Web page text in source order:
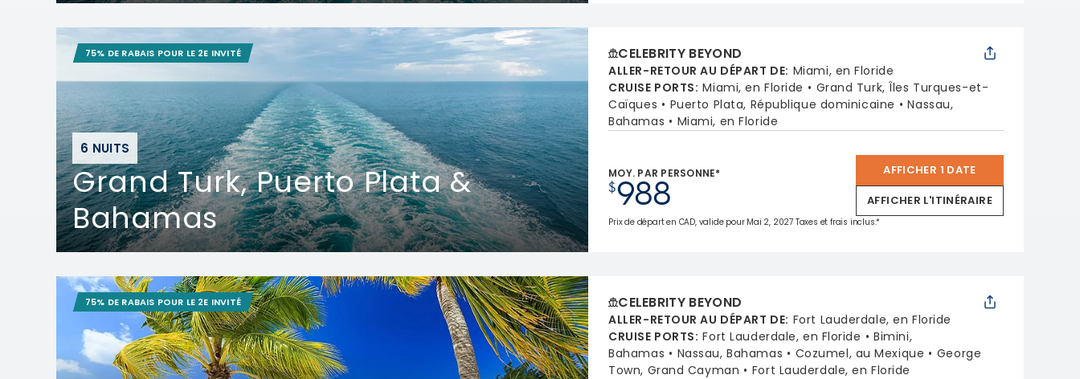
6 NUITS
Grand Turk, Puerto Plata &
Bahamas
75% DE RABAIS POUR LE 2E INVITÉ CELEBRITY BEYOND
ALLER-RETOUR AU DÉPART DE: Miami, en Floride
CRUISE PORTS: Miami, en Floride
Grand Turk, Îles Turques-et-
Caïques
Puerto Plata, République dominicaine
Nassau,
Bahamas
Miami, en Floride
MOY. PAR PERSONNE*
$988
AFFICHER 1 DATE
AFFICHER L'ITINÉRAIRE
Prix de départ en CAD, valide pour Mai 2, 2027 Taxes et frais inclus.*
75% DE RABAIS POUR LE 2E INVITÉ CELEBRITY BEYOND
ALLER-RETOUR AU DÉPART DE: Fort Lauderdale, en Floride
CRUISE PORTS: Fort Lauderdale, en Floride
Bimini,
Bahamas
Nassau, Bahamas Cozumel, au Mexique
George
Town, Grand Cayman
Fort Lauderdale, en Floride